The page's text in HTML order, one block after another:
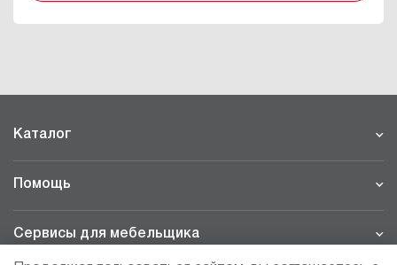
Каталог
Помощь
Сервисы для мебельщика